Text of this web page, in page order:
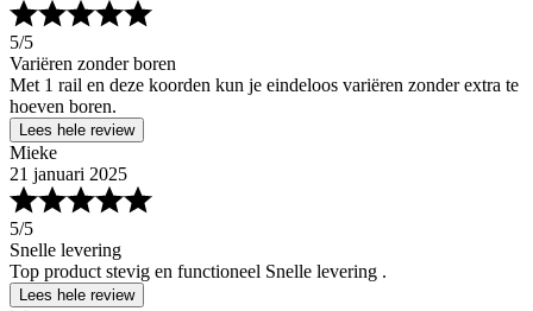
5/5
Variëren zonder boren
Met 1 rail en deze koorden kun je eindeloos variëren zonder extra te
hoeven boren.
Lees hele review
Mieke
21 januari 2025
5/5
Snelle levering
Top product stevig en functioneel Snelle levering .
Lees hele review